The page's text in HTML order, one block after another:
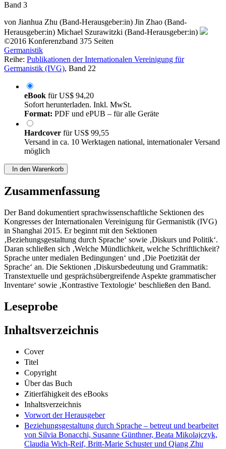
Band 3
von Jianhua Zhu (Band-Herausgeber:in) Jin Zhao (Band-
Herausgeber:in) Michael Szurawitzki (Band-Herausgeber:in)
©2016 Konferenzband 375 Seiten
Germanistik
Reihe: Publikationen der Internationalen Vereinigung für
Germanistik (IVG), Band 22
eBook fürUS$ 94,20
Sofort herunterladen. Inkl. MwSt.
Format: PDF und ePUB – für alle Geräte
Hardcover fürUS$ 99,55
Versand in ca. 10 Werktagen national, internationaler Versand
möglich
In den Warenkorb
Zusammenfassung
Der Band dokumentiert sprachwissenschaftliche Sektionen des
Kongresses der Internationalen Vereinigung für Germanistik (IVG)
in Shanghai 2015. Er beginnt mit den Sektionen
‚Beziehungsgestaltung durch Sprache‘ sowie ‚Diskurs und Politik‘.
Daran schließen sich ‚Welche Mündlichkeit, welche Schriftlichkeit?
Sprache unter medialen Bedingungen‘ und ‚Die Poetizität der
Sprache‘ an. Die Sektionen ‚Diskursbedeutung und Grammatik:
Transtextuelle und gesprächsübergreifende Aspekte grammatischer
Inventare‘ sowie ‚Kontrastive Textologie‘ beschließen den Band.
Leseprobe
Inhaltsverzeichnis
Cover
Titel
Copyright
Über das Buch
Zitierfähigkeit des eBooks
Inhaltsverzeichnis
Vorwort der Herausgeber
Beziehungsgestaltung durch Sprache – betreut und bearbeitet
von Silvia Bonacchi, Susanne Günthner, Beata Mikolajczyk,
Claudia Wich-Reif, Britt-Marie Schuster und Qiang Zhu